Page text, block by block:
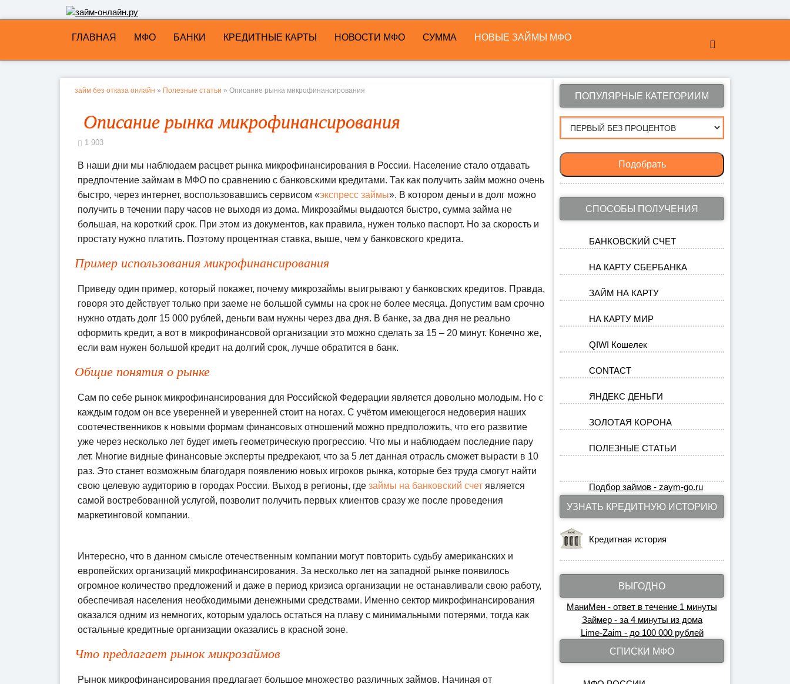
ГЛАВНАЯ МФО БАНКИ КРЕДИТНЫЕ КАРТЫ НОВОСТИ МФО СУММА НОВЫЕ ЗАЙМЫ МФО
займ без отказа онлайн » Полезные статьи » Описание рынка микрофинансирования
Описание рынка микрофинансирования
1 903
В наши дни мы наблюдаем расцвет рынка микрофинансирования в России. Население стало отдавать
предпочтение займам в МФО по сравнению с банковскими кредитами. Так как получить займ можно очень
быстро, через интернет, воспользовавшись сервисом «экспресс займы». В котором деньги в долг можно
получить в течении пару часов не выходя из дома. Микрозаймы выдаются быстро, сумма займа не
большая, на короткий срок. При этом из документов, как правила, нужен только паспорт. Но за скорость и
простату нужно платить. Поэтому процентная ставка, выше, чем у банковского кредита.
Пример использования микрофинансирования
Приведу один пример, который покажет, почему микрозаймы выигрывают у банковских кредитов. Правда,
говоря это действует только при заеме не большой суммы на срок не более месяца. Допустим вам срочно
нужно отдать долг 15 000 рублей, деньги вам нужны через два дня. В банке, за два дня не реально
оформить кредит, а вот в микрофинансовой организации это можно сделать за 15 – 20 минут. Конечно же,
если вам нужен большой кредит на долгий срок, лучше обратится в банк.
Общие понятия о рынке
Сам по себе рынок микрофинансирования для Российской Федерации является довольно молодым. Но с
каждым годом он все уверенней и уверенней стоит на ногах. С учётом имеющегося недоверия наших
соотечественников к новыми формам финансовых отношений можно предположить, что его развитие
уже через несколько лет будет иметь геометрическую прогрессию. Что мы и наблюдаем последние пару
лет. Многие видные финансовые эксперты предрекают, что за 5 лет данная отрасль сможет вырасти в 10
раз. Это станет возможным благодаря появлению новых игроков рынка, которые без труда смогут найти
свою целевую аудиторию в городах России. Выход в регионы, где займы на банковский счет является
самой востребованной услугой, позволит получить первых клиентов сразу же после проведения
маркетинговой компании.
Интересно, что в данном смысле отечественным компании могут повторить судьбу американских и
европейских организаций микрофинансирования. За несколько лет на западной рынке появилось
огромное количество предложений и даже в период кризиса организации не останавливали свою работу,
обеспечивая населения необходимыми денежными средствами. Именно сектор микрофинансирования
оказался одним из немногих, которым удалось остаться на плаву с минимальными потерями, тогда как
остальные кредитные организации оказались в красной зоне.
Что предлагает рынок микрозаймов
Рынок микрофинансирования предлагает большое множество различных займов. Начиная от
ПОПУЛЯРНЫЕ КАТЕГОРИИМ
Подобрать
СПОСОБЫ ПОЛУЧЕНИЯ
БАНКОВСКИЙ СЧЕТ
НА КАРТУ СБЕРБАНКА
ЗАЙМ НА КАРТУ
НА КАРТУ МИР
QIWI Кошелек
CONTACT
ЯНДЕКС ДЕНЬГИ
ЗОЛОТАЯ КОРОНА
ПОЛЕЗНЫЕ СТАТЬИ
Подбор займов - zaym-go.ru
УЗНАТЬ КРЕДИТНУЮ ИСТОРИЮ
Кредитная история
ВЫГОДНО
МаниМен - ответ в течение 1 минуты
Займер - за 4 минуты из дома
Lime-Zaim - до 100 000 рублей
СПИСКИ МФО